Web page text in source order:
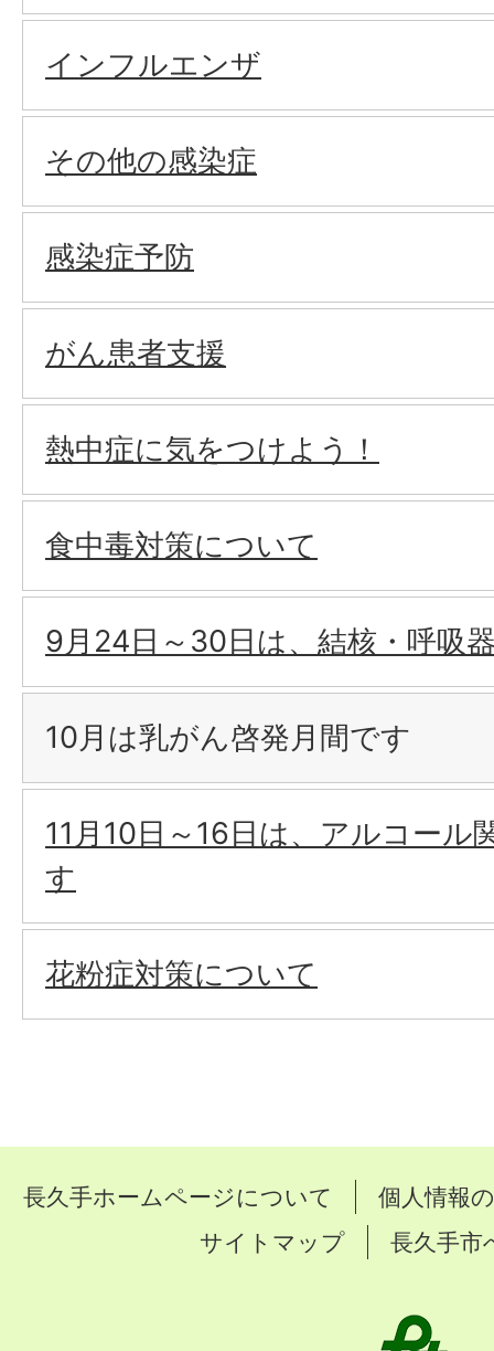
インフルエンザ
その他の感染症
感染症予防
がん患者支援
熱中症に気をつけよう！
食中毒対策について
9月24日～30日は、結核・呼吸
10月は乳がん啓発月間です
11月10日～16日は、アルコール
す
花粉症対策について
長久手ホームページについて
個人情報
サイトマップ
長久手市